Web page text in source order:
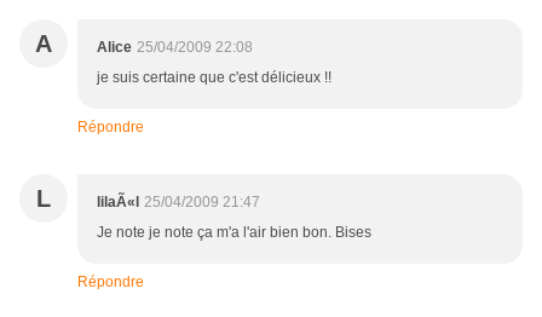
A Alice 25/04/2009 22:08
je suis certaine que c'est délicieux !!
Répondre
L lilaÃ«l 25/04/2009 21:47
Je note je note ça m'a l'air bien bon. Bises
Répondre